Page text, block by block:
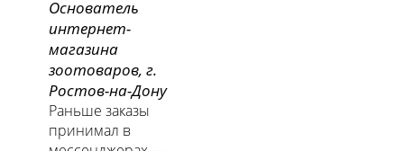
Основатель
интернет-
магазина
зоотоваров, г.
Ростов-на-Дону
Раньше заказы
принимал в